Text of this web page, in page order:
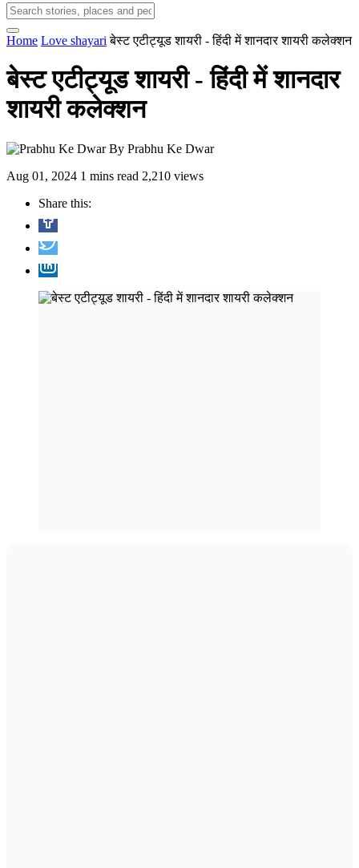
Home Love shayari बेस्ट एटीट्यूड शायरी - हिंदी में शानदार शायरी कलेक्शन
बेस्ट एटीट्यूड शायरी - हिंदी में शानदार
शायरी कलेक्शन
By Prabhu Ke Dwar
Aug 01, 2024 1 mins read 2,210 views
Share this: